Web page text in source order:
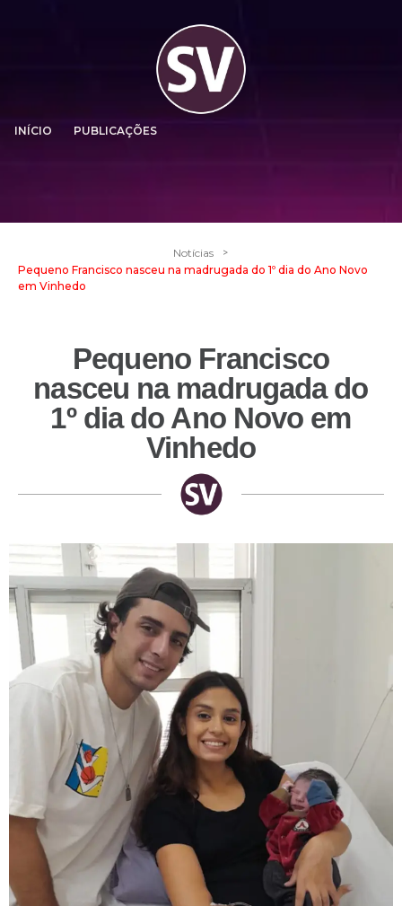
INÍCIO PUBLICAÇÕES
Notícias >
Pequeno Francisco nasceu na madrugada do 1º dia do Ano Novo
em Vinhedo
Pequeno Francisco
nasceu na madrugada do
1º dia do Ano Novo em
Vinhedo